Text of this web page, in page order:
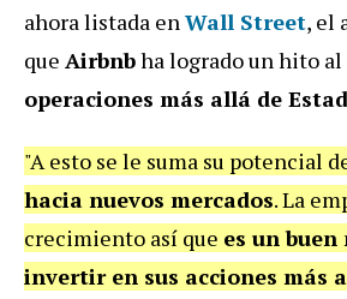
ahora listada enWall Street, el
que Airbnbha logrado un hito al
operaciones más allá de
"A esto se le suma su potencial
hacia nuevos mercados. La
crecimiento así que es un
invertir en sus acciones más